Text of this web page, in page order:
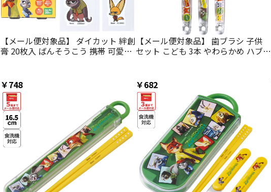
【メール便対象品】 ダイカット 絆創
膏 20枚入 ばんそうこう 携帯 可愛い
ク ジュディ フィニック ディズニー
【子供 キッズ 子ども おしゃれ かわ
いい キャラ 虫刺され】
￥748
【メール便対象品】 歯ブラシ 子供
セット こども 3本 やわらかめ ハブラ
ペン ニック ジュディ ディズニー
【キャラクター 幼稚園 保育園 可愛
い デンタルケア 歯】
￥682